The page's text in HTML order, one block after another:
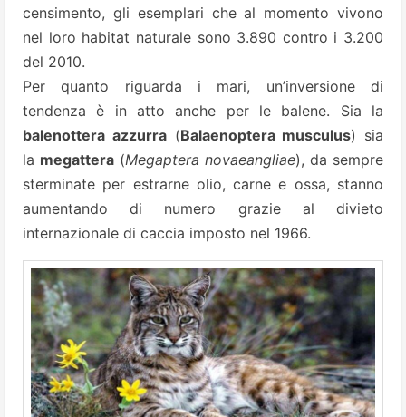
censimento, gli esemplari che al momento vivono
nel loro habitat naturale sono 3.890 contro i 3.200
del 2010.
Per quanto riguarda i mari, un’inversione di
tendenza è in atto anche per le balene. Sia la
balenottera azzurra(Balaenoptera musculus) sia
la megattera (Megaptera novaeangliae), da sempre
sterminate per estrarne olio, carne e ossa, stanno
aumentando di numero grazie al divieto
internazionale di caccia imposto nel 1966.